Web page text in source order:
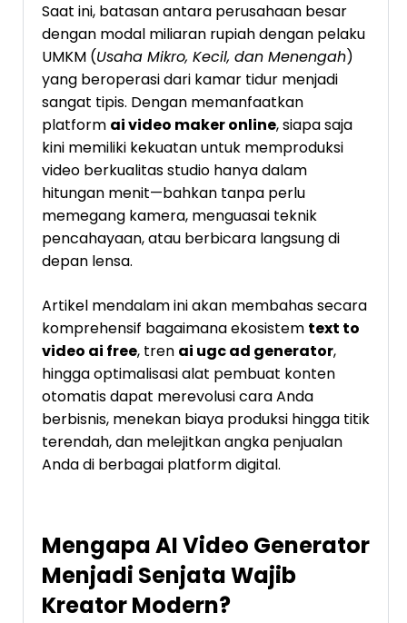
Saat ini, batasan antara perusahaan besar
dengan modal miliaran rupiah dengan pelaku
UMKM (Usaha Mikro, Kecil, dan Menengah)
yang beroperasi dari kamar tidur menjadi
sangat tipis. Dengan memanfaatkan
platform ai video maker online, siapa saja
kini memiliki kekuatan untuk memproduksi
video berkualitas studio hanya dalam
hitungan menit—bahkan tanpa perlu
memegang kamera, menguasai teknik
pencahayaan, atau berbicara langsung di
depan lensa.
Artikel mendalam ini akan membahas secara
komprehensif bagaimana ekosistem text to
video ai free, tren ai ugc ad generator,
hingga optimalisasi alat pembuat konten
otomatis dapat merevolusi cara Anda
berbisnis, menekan biaya produksi hingga titik
terendah, dan melejitkan angka penjualan
Anda di berbagai platform digital.
Mengapa AI Video Generator
Menjadi Senjata Wajib
Kreator Modern?